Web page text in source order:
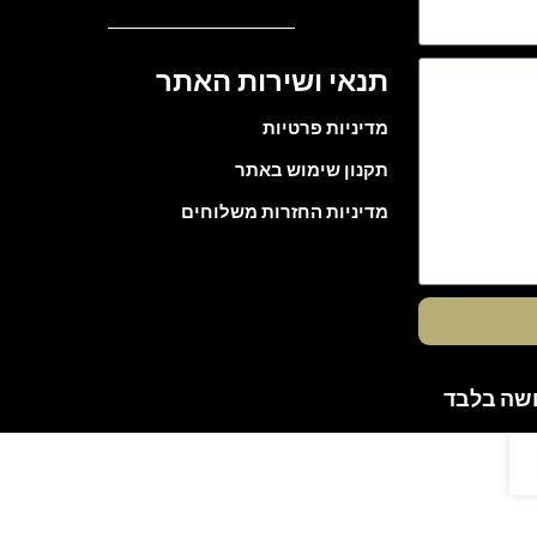
תנאי ושירות האתר
מדיניות פרטיות
תקנון שימוש באתר
מדיניות החזרות משלוחים